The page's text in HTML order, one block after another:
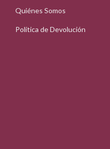
Quiénes Somos
Política de Devolución